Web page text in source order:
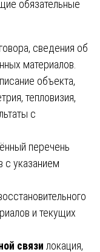
обязательные
сведения об
материалов.
объекта,
тепловизия,
с
перечень
с указанием
и текущих
связи локация,